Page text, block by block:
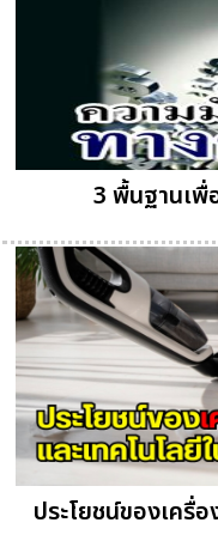
3 พื้นฐานเพื่
ประโยชน์ของเครื่